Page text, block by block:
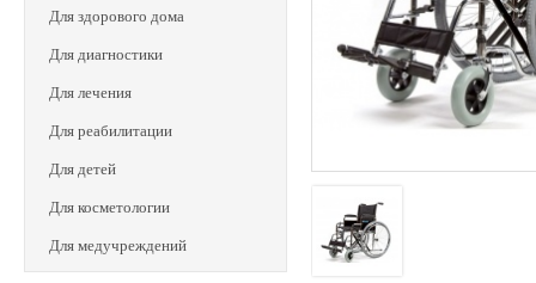
Для здорового дома
Для диагностики
Для лечения
Для реабилитации
Для детей
Для косметологии
Для медучреждений